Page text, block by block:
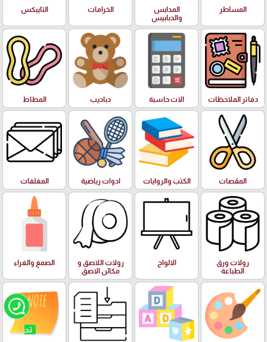
المساطر
المدابس
والدبابيس
الخرامات التايبكس
دفاتر الملاحظات الات حاسبة دباديب المطاط
المقصات الكتب والروايات ادوات رياضية المغلفات
رولات ورق
الطباعة
الالواح
رولات اللاصق و
مكائن الاصق
الصمغ والغراء